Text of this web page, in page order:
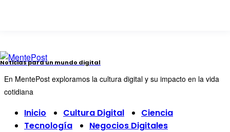
Noticias para un mundo digital
En MentePost exploramos la cultura digital y su impacto en la vida
cotidiana
Inicio Cultura Digital
Ciencia
Tecnología
Negocios Digitales